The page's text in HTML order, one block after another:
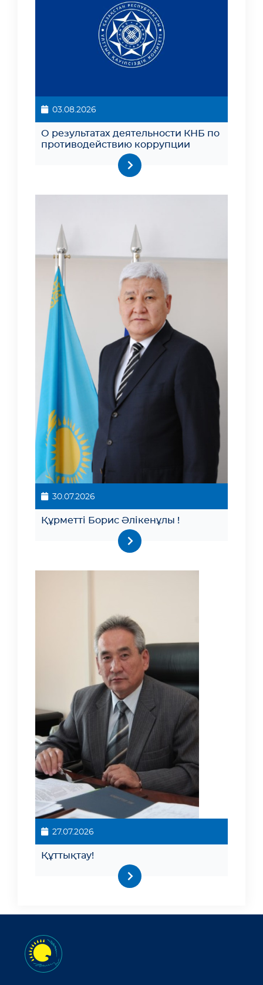
03.08.2026
О результатах деятельности КНБ по
противодействию коррупции
30.07.2026
Құрметті Борис Әлікенұлы !
27.07.2026
Құттықтау!